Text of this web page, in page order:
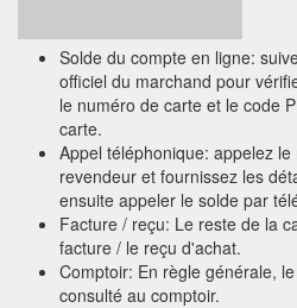
Solde du compte en ligne:
officiel du marchand pour
le numéro de carte et le code
carte.
Appel téléphonique: appelez
revendeur et fournissez les
ensuite appeler le solde par
Facture / reçu: Le reste de la
facture / le reçu d'achat.
Comptoir: En règle générale,
consulté au comptoir.